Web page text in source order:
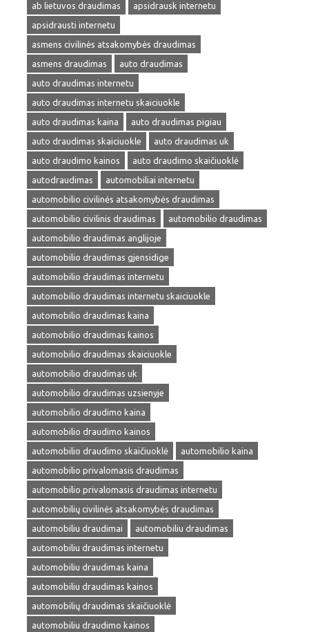
ab lietuvos draudimas
apsidrausk internetu
apsidrausti internetu
asmens civilinės atsakomybės draudimas
asmens draudimas
auto draudimas
auto draudimas internetu
auto draudimas internetu skaiciuokle
auto draudimas kaina
auto draudimas pigiau
auto draudimas skaiciuokle
auto draudimas uk
auto draudimo kainos
auto draudimo skaičiuoklė
autodraudimas
automobiliai internetu
automobilio civilinės atsakomybės draudimas
automobilio civilinis draudimas
automobilio draudimas
automobilio draudimas anglijoje
automobilio draudimas gjensidige
automobilio draudimas internetu
automobilio draudimas internetu skaiciuokle
automobilio draudimas kaina
automobilio draudimas kainos
automobilio draudimas skaiciuokle
automobilio draudimas uk
automobilio draudimas uzsienyje
automobilio draudimo kaina
automobilio draudimo kainos
automobilio draudimo skaičiuoklė
automobilio kaina
automobilio privalomasis draudimas
automobilio privalomasis draudimas internetu
automobilių civilinės atsakomybės draudimas
automobiliu draudimai
automobiliu draudimas
automobiliu draudimas internetu
automobiliu draudimas kaina
automobiliu draudimas kainos
automobilių draudimas skaičiuoklė
automobiliu draudimo kainos